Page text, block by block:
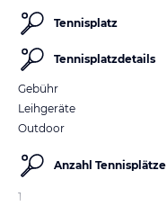
Tennisplatz
Tennisplatzdetails
Gebühr
Leihgeräte
Outdoor
Anzahl Tennisplätze
1